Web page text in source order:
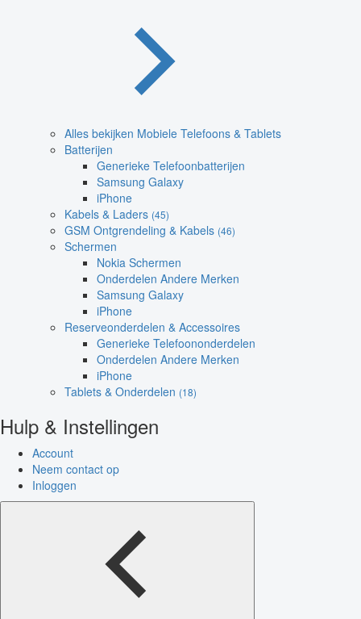
Alles bekijken Mobiele Telefoons & Tablets
Batterijen
Generieke Telefoonbatterijen
Samsung Galaxy
iPhone
Kabels & Laders (45)
GSM Ontgrendeling & Kabels (46)
Schermen
Nokia Schermen
Onderdelen Andere Merken
Samsung Galaxy
iPhone
Reserveonderdelen & Accessoires
Generieke Telefoononderdelen
Onderdelen Andere Merken
iPhone
Tablets & Onderdelen (18)
Hulp & Instellingen
Account
Neem contact op
Inloggen